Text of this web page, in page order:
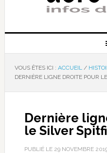
VOUS ÊTES ICI : ACCUEIL /
DERNIÈRE LIGNE DROITE POUR
Dernière
le Silver
PUBLIÉ LE 29 NOVEMBRE